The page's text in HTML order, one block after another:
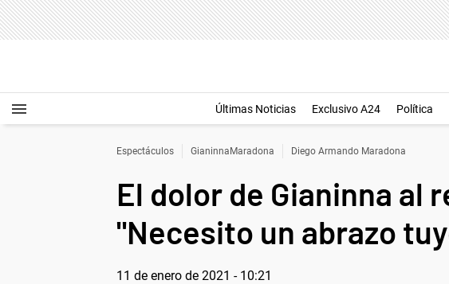
Últimas Noticias Exclusivo A24 Política
Espectáculos GianinnaMaradona Diego Armando Maradona
El dolor de Gianinna al
"Necesito un abrazo
11 de enero de 2021 - 10:21